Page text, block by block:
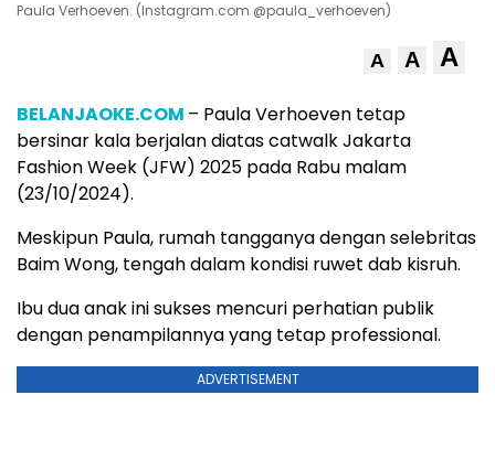
Paula Verhoeven. (Instagram.com @paula_verhoeven)
A A A
BELANJAOKE.COM – Paula Verhoeven tetap
bersinar kala berjalan diatas catwalk Jakarta
Fashion Week (JFW) 2025 pada Rabu malam
(23/10/2024).
Meskipun Paula, rumah tangganya dengan selebritas
Baim Wong, tengah dalam kondisi ruwet dab kisruh.
Ibu dua anak ini sukses mencuri perhatian publik
dengan penampilannya yang tetap professional.
ADVERTISEMENT